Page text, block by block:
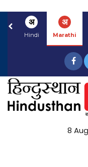
अ
Hindi
अ
Marathi
8